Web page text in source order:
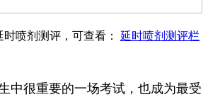
喷剂测评，可查看： 延时喷剂测评栏
很重要的一场考试，也成为最受